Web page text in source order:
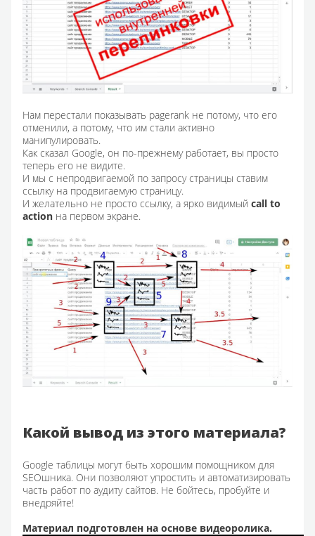
Нам перестали показывать pagerank не потому, что его
отменили, а потому, что им стали активно
манипулировать.
Как сказал Google, он по-прежнему работает, вы просто
теперь его не видите.
И мы с непродвигаемой по запросу страницы ставим
ссылку на продвигаемую страницу.
И желательно не просто ссылку, а ярко видимый call to
action на первом экране.
Какой вывод из этого материала?
Google таблицы могут быть хорошим помощником для
SEOшника. Они позволяют упростить и автоматизировать
часть работ по аудиту сайтов. Не бойтесь, пробуйте и
внедряйте!
Материал подготовлен на основе видеоролика.